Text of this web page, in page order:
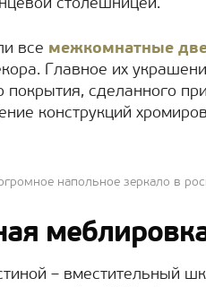
столешницей.
все межкомнатные
Главное их
покрытия, сделанного
конструкций
напольное зеркало в
– вместительный